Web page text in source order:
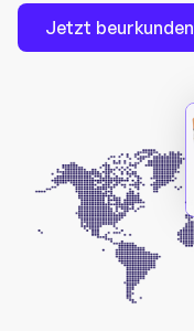
Jetzt beurkunden